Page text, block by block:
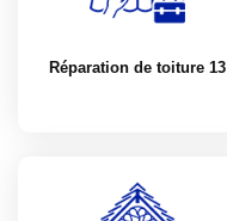
Réparation de toiture 13